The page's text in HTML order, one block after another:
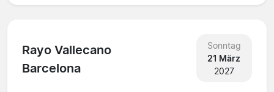
Rayo Vallecano
Barcelona
Sonntag
21 März
2027